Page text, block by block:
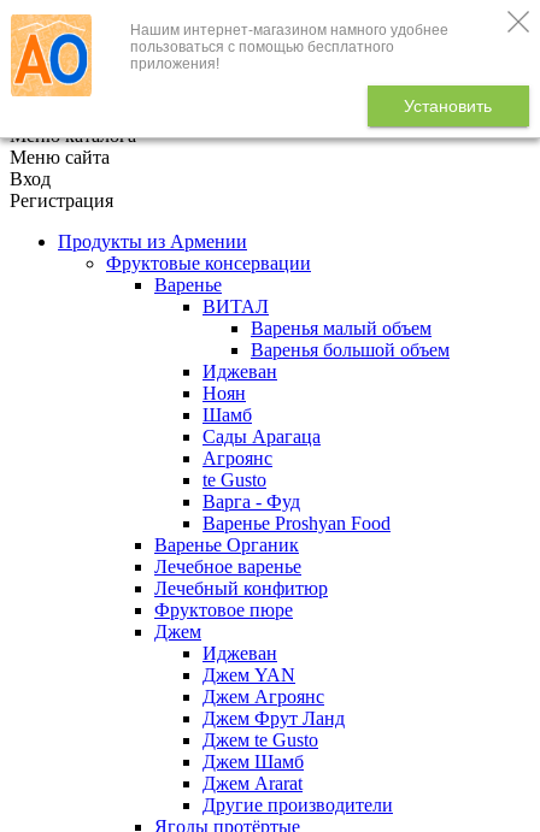
Нашим интернет-магазином намного удобнее
пользоваться с помощью бесплатного
приложения!
Установить
+7 (495) 646-888-1
В корзине
Меню каталога
Меню сайта
Вход
Регистрация
Продукты из Армении
Фруктовые консервации
Варенье
ВИТАЛ
Варенья малый объем
Варенья большой объем
Иджеван
Ноян
Шамб
Сады Арагаца
Агроянс
te Gusto
Варга - Фуд
Варенье Proshyan Food
Варенье Органик
Лечебное варенье
Лечебный конфитюр
Фруктовое пюре
Джем
Иджеван
Джем YAN
Джем Агроянс
Джем Фрут Ланд
Джем te Gusto
Джем Шамб
Джем Ararat
Другие производители
Ягоды протёртые